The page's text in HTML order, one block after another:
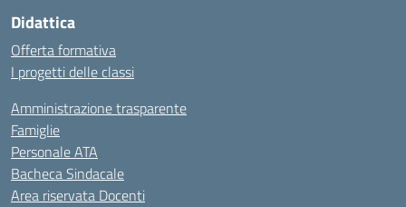
Didattica
Offerta formativa
I progetti delle classi
Amministrazione trasparente
Famiglie
Personale ATA
Bacheca Sindacale
Area riservata Docenti